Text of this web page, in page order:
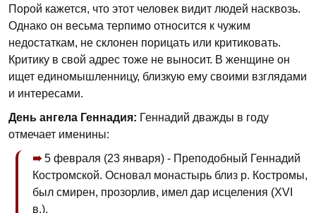
Порой кажется, что этот человек видит людей насквозь.
Однако он весьма терпимо относится к чужим
недостаткам, не склонен порицать или критиковать.
Критику в свой адрес тоже не выносит. В женщине он
ищет единомышленницу, близкую ему своими взглядами
и интересами.
День ангела Геннадия: Геннадий дважды в году
отмечает именины:
5 февраля (23 января) - Пре­подобный Геннадий
Костромской. Основал монастырь близ р. Кост­ромы,
был смирен, прозорлив, имел дар исцеления (XVI
в.).